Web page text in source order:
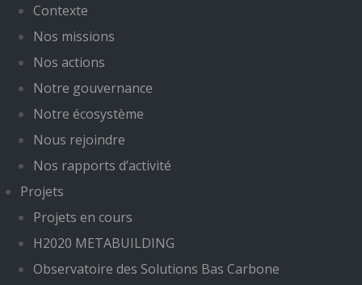
Contexte
Nos missions
Nos actions
Notre gouvernance
Notre écosystème
Nous rejoindre
Nos rapports d’activité
Projets
Projets en cours
H2020 METABUILDING
Observatoire des Solutions Bas Carbone